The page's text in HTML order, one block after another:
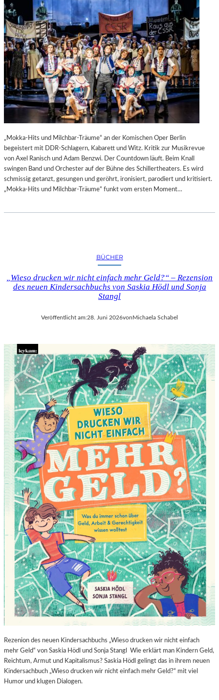
„Mokka-Hits und Milchbar-Träume“ an der Komischen Oper Berlin
begeistert mit DDR-Schlagern, Kabarett und Witz. Kritik zur Musikrevue
von Axel Ranisch und Adam Benzwi. Der Countdown läuft. Beim Knall
swingen Band und Orchester auf der Bühne des Schillertheaters. Es wird
schmissig getanzt, gesungen und geröhrt, ironisiert, parodiert und kritisiert.
„Mokka-Hits und Milchbar-Träume“ funkt vom ersten Moment…
BÜCHER
„Wieso drucken wir nicht einfach mehr Geld?“ – Rezension
des neuen Kindersachbuchs von Saskia Hödl und Sonja
Stangl
Veröffentlicht am:28. Juni 2026vonMichaela Schabel
Rezenion des neuen Kindersachbuchs „Wieso drucken wir nicht einfach
mehr Geld“ von Saskia Hödl und Sonja Stangl Wie erklärt man Kindern Geld,
Reichtum, Armut und Kapitalismus? Saskia Hödl gelingt das in ihrem neuen
Kindersachbuch „Wieso drucken wir nicht einfach mehr Geld?“ mit viel
Humor und klugen Dialogen.